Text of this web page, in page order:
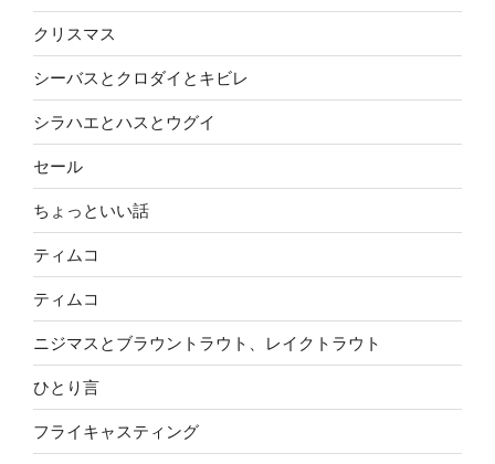
クリスマス
シーバスとクロダイとキビレ
シラハエとハスとウグイ
セール
ちょっといい話
ティムコ
ティムコ
ニジマスとブラウントラウト、レイクトラウト
ひとり言
フライキャスティング